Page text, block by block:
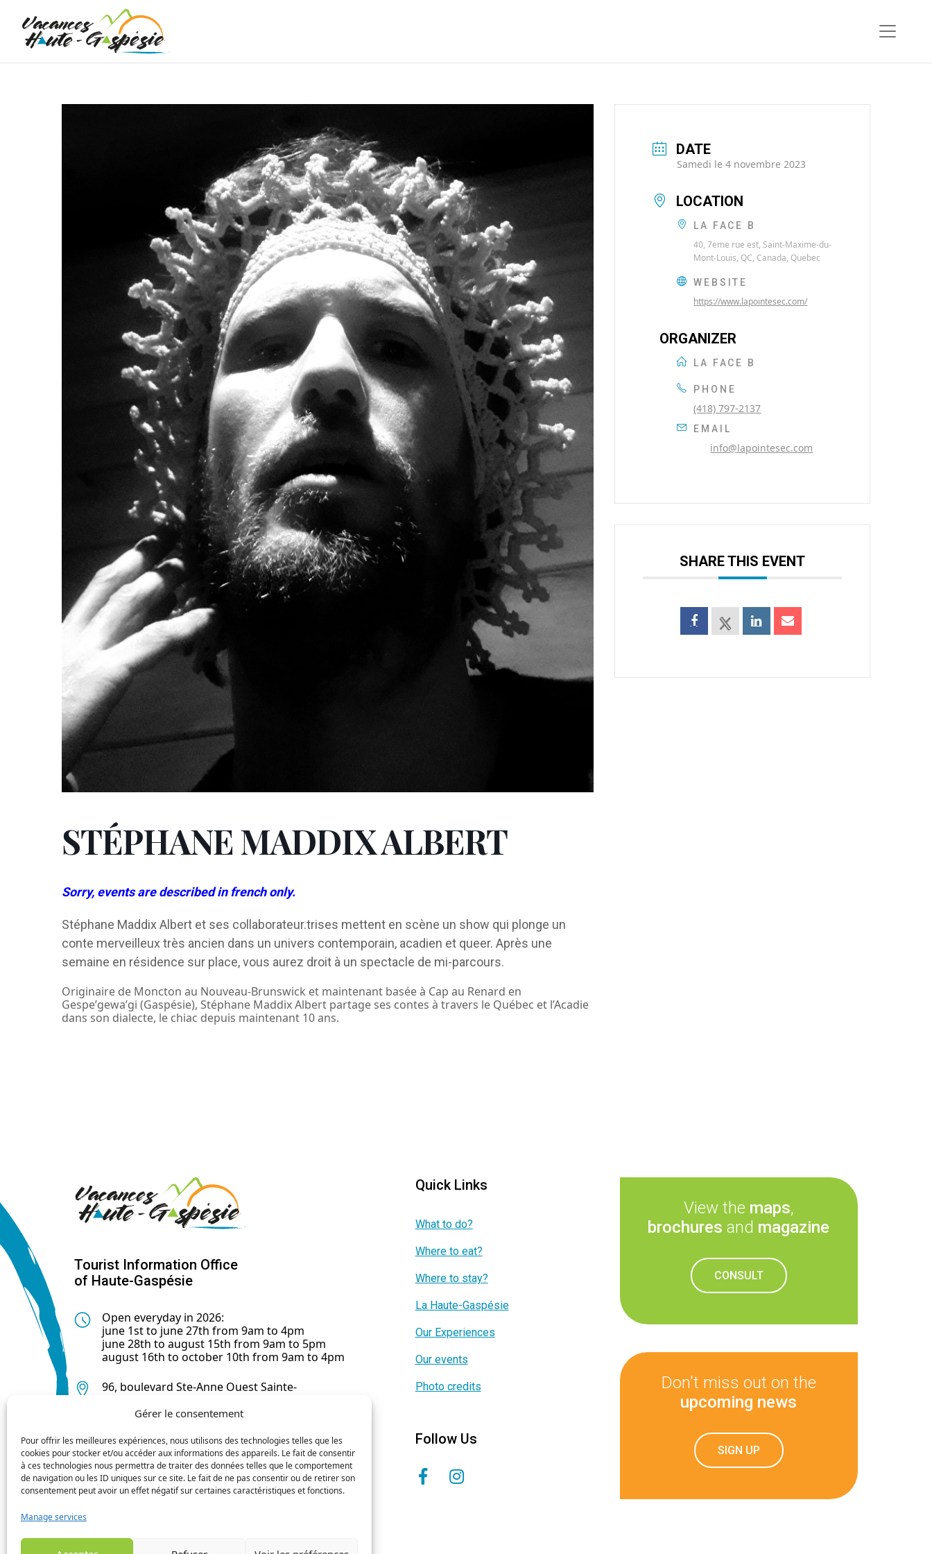
Gérer le consentement
Pour offrir les meilleures expériences, nous utilisons des technologies telles que les
cookies pour stocker et/ou accéder aux informations des appareils. Le fait de consentir
à ces technologies nous permettra de traiter des données telles que le comportement
de navigation ou les ID uniques sur ce site. Le fait de ne pas consentir ou de retirer son
consentement peut avoir un effet négatif sur certaines caractéristiques et fonctions.
Manage services
STÉPHANE MADDIX ALBERT
Sorry, events are described in french only.
Stéphane Maddix Albert et ses collaborateur.trises mettent en scène un show qui plonge un
conte merveilleux très ancien dans un univers contemporain, acadien et queer. Après une
semaine en résidence sur place, vous aurez droit à un spectacle de mi-parcours.
Originaire de Moncton au Nouveau-Brunswick et maintenant basée à Cap au Renard en
Gespe’gewa’gi (Gaspésie), Stéphane Maddix Albert partage ses contes à travers le Québec et l’Acadie
dans son dialecte, le chiac depuis maintenant 10 ans.
DATE
Samedi le 4 novembre 2023
LOCATION
LA FACE B
40, 7eme rue est, Saint-Maxime-du-
Mont-Louis, QC, Canada, Quebec
WEBSITE
https://www.lapointesec.com/
ORGANIZER
LA FACE B
PHONE
(418) 797-2137
EMAIL
info@lapointesec.com
SHARE THIS EVENT
Tourist Information Office
of Haute-Gaspésie
Open everyday in 2026:
june 1st to june 27th from 9am to 4pm
june 28th to august 15th from 9am to 5pm
august 16th to october 10th from 9am to 4pm
96, boulevard Ste-Anne Ouest Sainte-
Quick Links
What to do?
Where to eat?
Where to stay?
La Haute-Gaspésie
Our Experiences
Our events
Photo credits
Follow Us
View the maps,
brochures and magazine
CONSULT
Don't miss out on the
upcoming news
SIGN UP